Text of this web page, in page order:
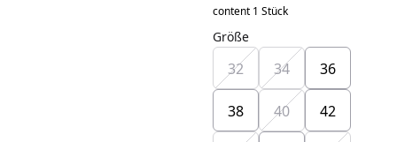
content 1 Stück
Größe
32 34 36
38 40 42